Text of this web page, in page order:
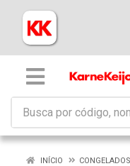
INÍCIO CONGELADOS